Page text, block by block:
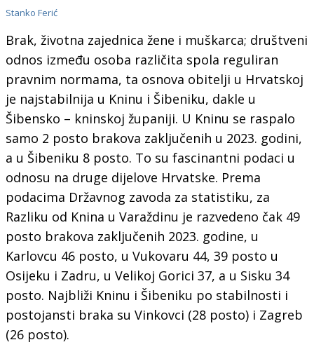
Stanko Ferić
Brak, životna zajednica žene i muškarca; društveni
odnos između osoba različita spola reguliran
pravnim normama, ta osnova obitelji u Hrvatskoj
je najstabilnija u Kninu i Šibeniku, dakle u
Šibensko – kninskoj županiji. U Kninu se raspalo
samo 2 posto brakova zaključenih u 2023. godini,
a u Šibeniku 8 posto. To su fascinantni podaci u
odnosu na druge dijelove Hrvatske. Prema
podacima Državnog zavoda za statistiku, za
Razliku od Knina u Varaždinu je razvedeno čak 49
posto brakova zaključenih 2023. godine, u
Karlovcu 46 posto, u Vukovaru 44, 39 posto u
Osijeku i Zadru, u Velikoj Gorici 37, a u Sisku 34
posto. Najbliži Kninu i Šibeniku po stabilnosti i
postojansti braka su Vinkovci (28 posto) i Zagreb
(26 posto).